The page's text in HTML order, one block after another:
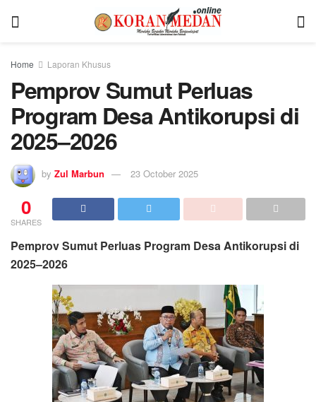
Home Laporan Khusus
Pemprov Sumut Perluas
Program Desa Antikorupsi di
2025–2026
by Zul Marbun 23 October 2025
0
SHARES
Pemprov Sumut Perluas Program Desa Antikorupsi di
2025–2026